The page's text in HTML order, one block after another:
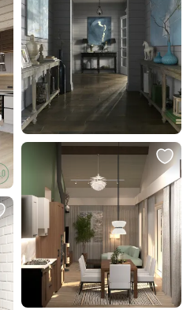
В корзину
35 686 ₽
Светильник подвесной Kartell
FL/Y BD-984605
В корзину